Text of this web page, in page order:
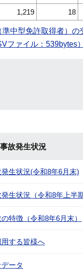
1,219 18
中型免許取得者）の
ファイル：539bytes）
故発生状況
生状況(令和8年6月末)
生状況（令和8年上半期
特徴（令和8年6月末）
する皆様へ
ータ